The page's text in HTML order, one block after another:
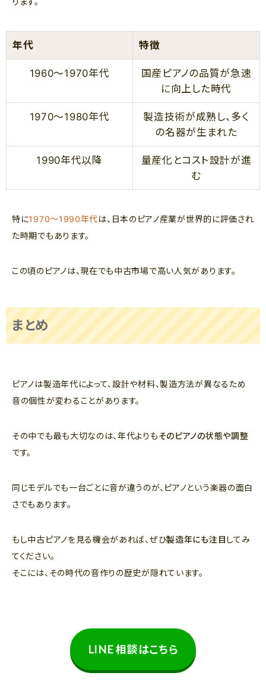
年代 特徴
1960〜1970年代
国産ピアノの品質が急速
に向上した時代
1970〜1980年代
製造技術が成熟し、多く
の名器が生まれた
1990年代以降
量産化とコスト設計が進
む
特に1970〜1990年代は、日本のピアノ産業が世界的に評価され
た時期でもあります。
この頃のピアノは、現在でも中古市場で高い人気があります。
まとめ
ピアノは製造年代によって、設計や材料、製造方法が異なるため
音の個性が変わることがあります。
その中でも最も大切なのは、年代よりもそのピアノの状態や調整
です。
同じモデルでも一台ごとに音が違うのが、ピアノという楽器の面白
さでもあります。
もし中古ピアノを見る機会があれば、ぜひ製造年にも注目 してみ
てください。
そこには、その時代の音作りの歴史が隠れています。
LINE 相談はこちら